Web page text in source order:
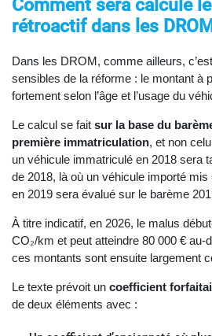
Comment sera calculé
rétroactif dans les
Dans les DROM, comme ailleurs,
sensibles de la réforme : le montant à
fortement selon l’âge et l’usage du
Le calcul se fait sur la base du
première immatriculation, et non
un véhicule immatriculé en 2018 sera
de 2018, là où un véhicule importé mis
en 2019 sera évalué sur le barème
À titre indicatif, en 2026, le malus
CO₂/km et peut atteindre 80 000 € au-
ces montants sont ensuite largement
Le texte prévoit un coefficient
de deux éléments avec :